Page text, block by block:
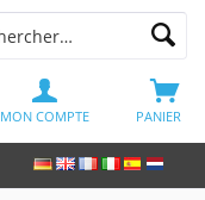
PANIER
MON COMPTE